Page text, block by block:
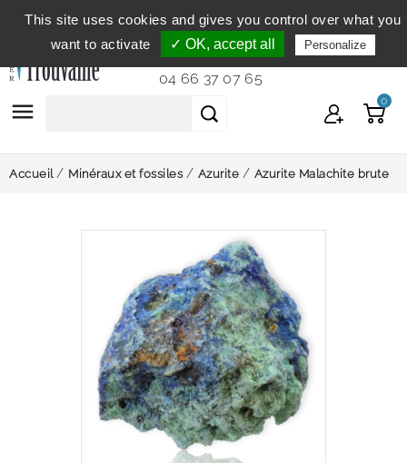
Service clientèle
du lundi au vendredi de 9h à 12h et
de 14h à 18h...
04 66 37 07 65
 0
Accueil Minéraux et fossiles Azurite Azurite Malachite brute
This site uses cookies and gives you control over what you
want to activate
✓ OK, accept all Personalize